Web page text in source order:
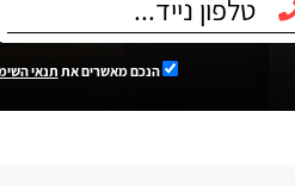
הנכם מאשרים אתתנאי